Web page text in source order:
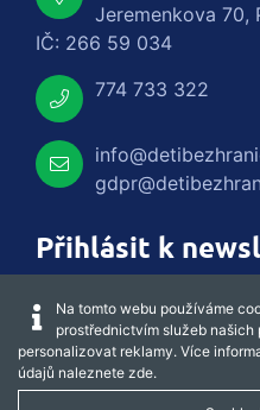
Jeremenkova 70,
IČ: 266 59 034
774 733 322
Přihlásit k
Na tomto webu používáme
prostřednictvím služeb
personalizovat reklamy. Více
údajů naleznete zde.